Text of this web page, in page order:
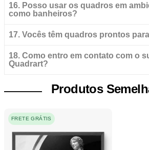
16. Posso usar os quadros em
como banheiros?
17. Vocês têm quadros prontos
18. Como entro em contato com o
Quadrart?
Produtos
FRETE GRÁTIS